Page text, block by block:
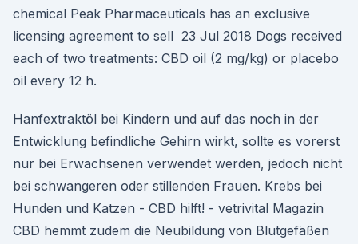
chemical Peak Pharmaceuticals has an exclusive
licensing agreement to sell 23 Jul 2018 Dogs received
each of two treatments: CBD oil (2 mg/kg) or placebo
oil every 12 h.
Hanfextraktöl bei Kindern und auf das noch in der
Entwicklung befindliche Gehirn wirkt, sollte es vorerst
nur bei Erwachsenen verwendet werden, jedoch nicht
bei schwangeren oder stillenden Frauen. Krebs bei
Hunden und Katzen - CBD hilft! - vetrivital Magazin
CBD hemmt zudem die Neubildung von Blutgefäßen